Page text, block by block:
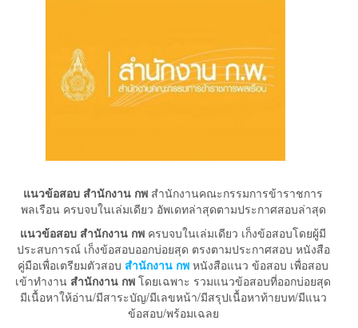
แนวข้อสอบ สำนักงาน กพ สำนักงานคณะกรรมการข้าราชการ
พลเรือน ครบจบในเล่มเดียว อัพเดทล่าสุดตามประกาศสอบล่าสุด
แนวข้อสอบ สำนักงาน กพ ครบจบในเล่มเดียว เก็งข้อสอบโดยผู้มี
ประสบการณ์ เก็งข้อสอบออกบ่อยสุด ตรงตามประกาศสอบ หนังสือ
คู่มือเพื่อเตรียมตัวสอบ สำนักงาน กพ หนังสือแนว ข้อสอบ เพื่อสอบ
เข้าทำงาน สำนักงาน กพ โดยเฉพาะ รวมแนวข้อสอบที่ออกบ่อยสุด
มีเนื้อหาให้อ่าน/มีสาระบัญ/มีเลขหน้า/มีสรุปเนื้อหาท้ายบท/มีแนว
ข้อสอบ/พร้อมเฉลย